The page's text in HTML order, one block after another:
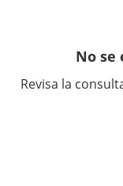
No se
Revisa la